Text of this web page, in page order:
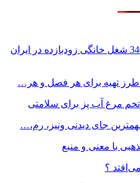
لیست مشاغل خانگی: فهرست 340 شغل خانگی زودبازده در ایران